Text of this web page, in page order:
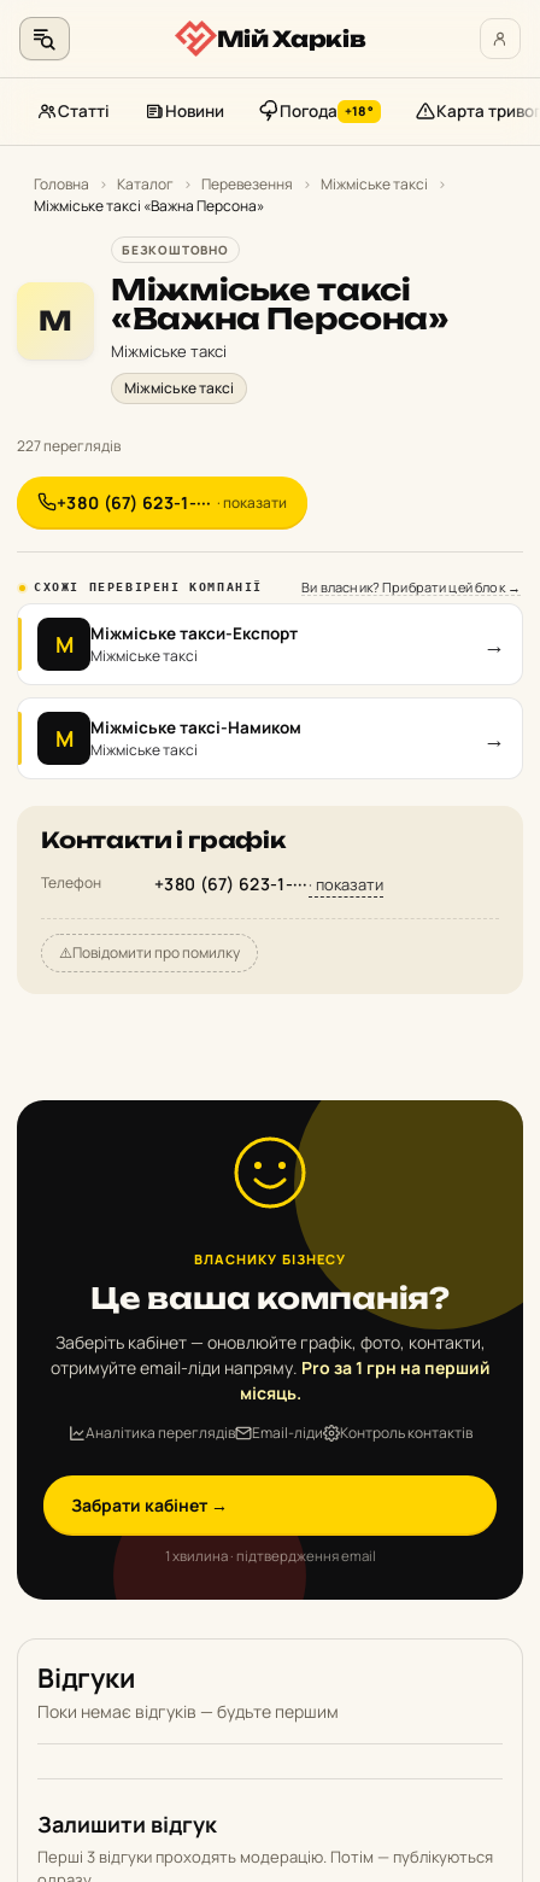
контенту
Мій Харків
Статті Новини Погода +18° Карта тривог
Головна › Каталог › Перевезення › Міжміське таксі
›
Міжміське таксі «Важна Персона»
М
БЕЗКОШТОВНО
Міжміське таксі
«Важна Персона»
Міжміське таксі
Міжміське таксі
227 переглядів
+380 (67) 623-1-··· · показати
СХОЖІ ПЕРЕВІРЕНІ КОМПАНІЇ Ви власник? Прибрати цей блок →
М Міжміське такси-Експорт
Міжміське таксі →
М Міжміське таксі-Намиком
Міжміське таксі →
Контакти і графік
Телефон +380 (67) 623-1-···· показати
⚠️Повідомити про помилку
ВЛАСНИКУ БІЗНЕСУ
Це ваша компанія?
Заберіть кабінет — оновлюйте графік, фото, контакти,
отримуйте email-ліди напряму. Pro за 1 грн на перший
місяць.
Аналітика переглядів Email-ліди Контроль контактів
Забрати кабінет →
1 хвилина · підтвердження email
Відгуки
Поки немає відгуків — будьте першим
Залишити відгук
Перші 3 відгуки проходять модерацію. Потім — публікуються